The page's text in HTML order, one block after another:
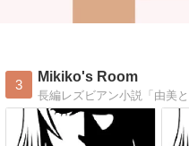
3
Mikiko's Room